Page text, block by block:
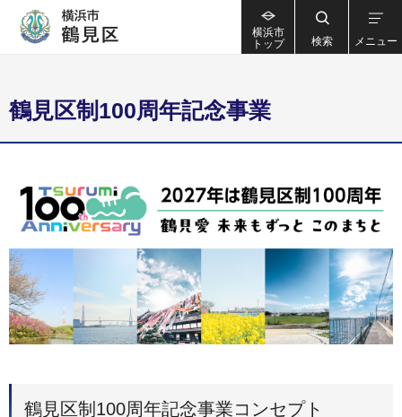
横浜市
トップ
検索 メニュー
鶴見区制100周年記念事業
鶴見区制100周年記念事業コンセプト